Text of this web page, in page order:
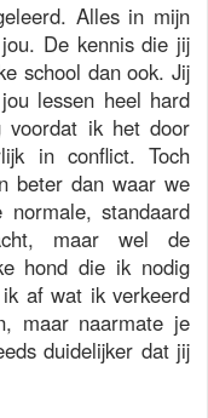
Alles in mijn
De kennis die jij
school dan ook. Jij
lessen heel hard
voordat ik het door
in conflict. Toch
beter dan waar we
standaard
maar wel de
hond die ik nodig
af wat ik verkeerd
maar naarmate je
duidelijker dat jij